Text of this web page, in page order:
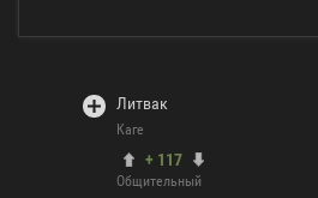
Литвак
Каге
+ 117
Общительный